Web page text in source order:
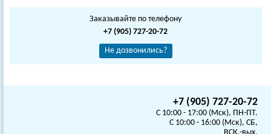
Заказывайте по телефону
+7 (905) 727-20-72
Не дозвонились?
+7 (905) 727-20-72
C 10:00 - 17:00 (Мск), ПН-ПТ.
C 10:00 - 16:00 (Мск), СБ,